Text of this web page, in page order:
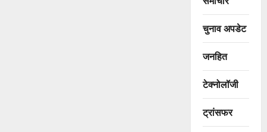
चुनाव अपडेट
जनहित
टेक्नोलॉजी
ट्रांसफर